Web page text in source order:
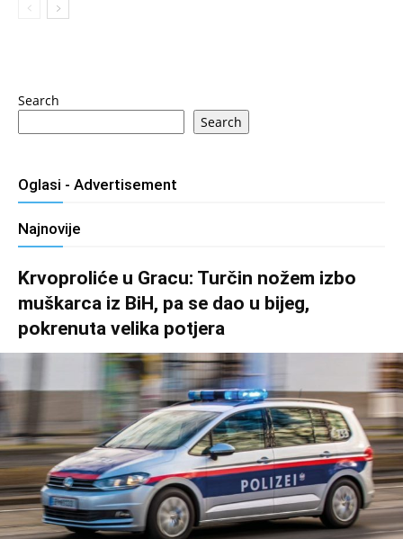
Search
Search
Oglasi - Advertisement
Najnovije
Krvoproliće u Gracu: Turčin nožem izbo
muškarca iz BiH, pa se dao u bijeg,
pokrenuta velika potjera